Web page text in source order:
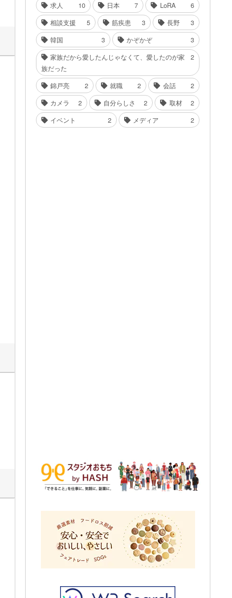
求人 10 日本 7 LoRA
6
相談支援
5 筋疾患 3 長野
3
韓国
3 かぞかぞ
3
家族だから愛したんじゃなくて、愛したのが家
族だった
2
錦戸亮 2 就職 2 会話
2
カメラ
2 自分らしさ 2 取材
2
イベント
2 メディア 2